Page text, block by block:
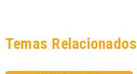
Temas Relacionados